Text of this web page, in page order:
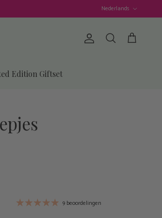
Nederlands
Account
Zoeken Winkelwagen
Edition Giftset
9 beoordelingen